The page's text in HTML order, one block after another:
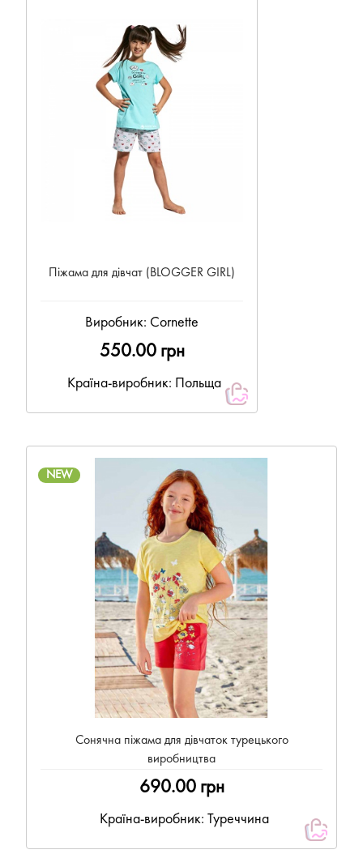
Піжама для дівчат (BLOGGER GIRL)
Виробник: Cornette
550.00 грн
Країна-виробник: Польща
NEW
Сонячна піжама для дівчаток турецького
виробництва
690.00 грн
Країна-виробник: Туреччина